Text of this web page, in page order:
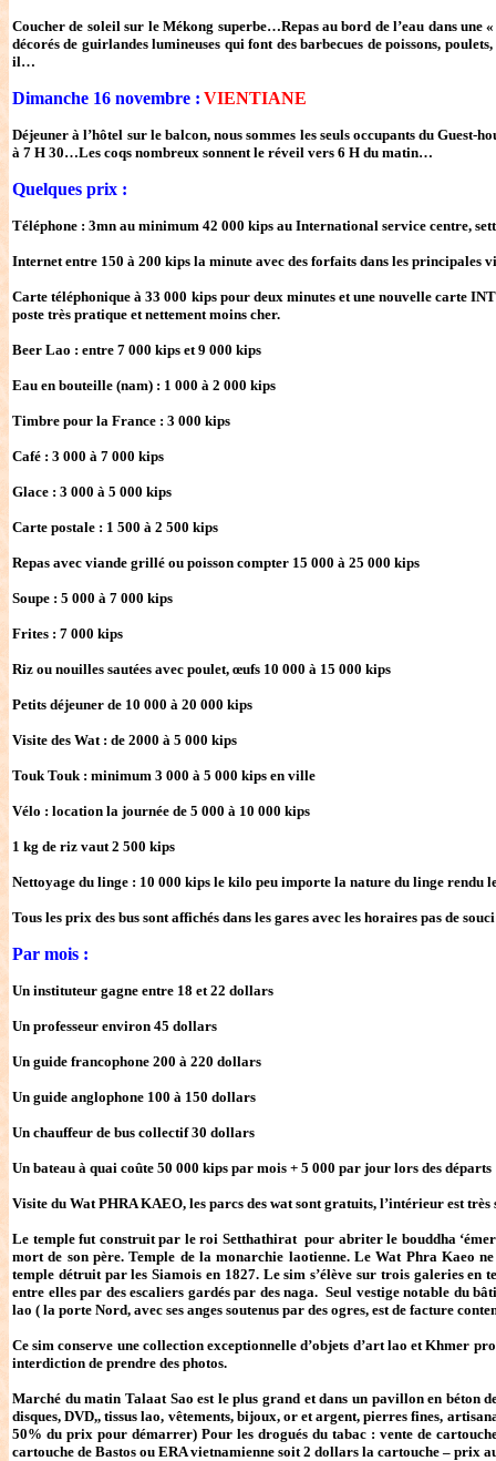
Coucher de soleil sur le Mékong superbe…Repas au bord de l’eau dans
décorés de guirlandes lumineuses qui font des barbecues de poissons,
il…
Dimanche 16 novembre : VIENTIANE
Déjeuner à l’hôtel sur le balcon, nous sommes les seuls occupants du Guest-
à 7 H 30…Les coqs nombreux sonnent le réveil vers 6 H du matin…
Quelques prix :
Téléphone : 3mn au minimum 42 000 kips au International service centre,
Internet entre 150 à 200 kips la minute avec des forfaits dans les principales
Carte téléphonique à 33 000 kips pour deux minutes et une nouvelle carte
poste très pratique et nettement moins cher.
Beer Lao : entre 7 000 kips et 9 000 kips
Eau en bouteille (nam) : 1 000 à 2 000 kips
Timbre pour la France : 3 000 kips
Café : 3 000 à 7 000 kips
Glace : 3 000 à 5 000 kips
Carte postale : 1 500 à 2 500 kips
Repas avec viande grillé ou poisson compter 15 000 à 25 000 kips
Soupe : 5 000 à 7 000 kips
Frites : 7 000 kips
Riz ou nouilles sautées avec poulet, œufs 10 000 à 15 000 kips
Petits déjeuner de 10 000 à 20 000 kips
Visite des Wat : de 2000 à 5 000 kips
Touk Touk : minimum 3 000 à 5 000 kips en ville
Vélo : location la journée de 5 000 à 10 000 kips
1 kg de riz vaut 2 500 kips
Nettoyage du linge : 10 000 kips le kilo peu importe la nature du linge rendu
Tous les prix des bus sont affichés dans les gares avec les horaires pas de
Par mois :
Un instituteur gagne entre 18 et 22 dollars
Un professeur environ 45 dollars
Un guide francophone 200 à 220 dollars
Un guide anglophone 100 à 150 dollars
Un chauffeur de bus collectif 30 dollars
Un bateau à quai coûte 50 000 kips par mois + 5 000 par jour lors des départs
Visite du Wat PHRA KAEO, les parcs des wat sont gratuits, l’intérieur est
Le temple fut construit par le roi Setthathirat pour abriter le bouddha
mort de son père. Temple de la monarchie laotienne. Le Wat Phra Kaeo
temple détruit par les Siamois en 1827. Le sim s’élève sur trois galeries en
entre elles par des escaliers gardés par des naga. Seul vestige notable du
lao ( la porte Nord, avec ses anges soutenus par des ogres, est de facture
Ce sim conserve une collection exceptionnelle d’objets d’art lao et Khmer
interdiction de prendre des photos.
Marché du matin Talaat Sao est le plus grand et dans un pavillon en béton
disques, DVD,, tissus lao, vêtements, bijoux, or et argent, pierres fines,
50% du prix pour démarrer) Pour les drogués du tabac : vente de
cartouche de Bastos ou ERA vietnamienne soit 2 dollars la cartouche – prix